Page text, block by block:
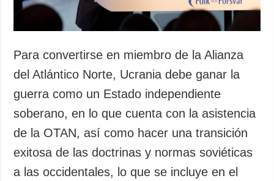
Desastres y
emergencias
ADICIONAL
Podcasts
Fotos
Releases
SERVICIOS
Suscripción
Banco de
imágenes
Para convertirse en miembro de la Alianza
del Atlántico Norte, Ucrania debe ganar la
guerra como un Estado independiente
soberano, en lo que cuenta con la asistencia
de la OTAN, así como hacer una transición
exitosa de las doctrinas y normas soviéticas
a las occidentales, lo que se incluye en el